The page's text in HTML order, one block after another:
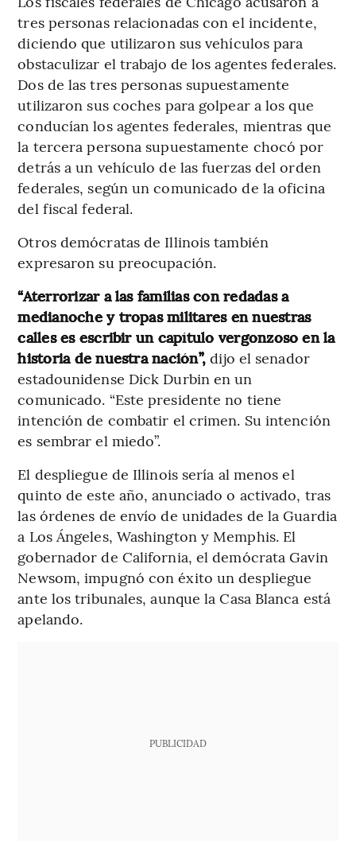
tres personas relacionadas con el incidente,
diciendo que utilizaron sus vehículos para
obstaculizar el trabajo de los agentes federales.
Dos de las tres personas supuestamente
utilizaron sus coches para golpear a los que
conducían los agentes federales, mientras que
la tercera persona supuestamente chocó por
detrás a un vehículo de las fuerzas del orden
federales, según un comunicado de la oficina
del fiscal federal.
Otros demócratas de Illinois también
expresaron su preocupación.
“Aterrorizar a las familias con redadas a
medianoche y tropas militares en nuestras
calles es escribir un capítulo vergonzoso en la
historia de nuestra nación”,dijo el senador
estadounidense Dick Durbin en un
comunicado. “Este presidente no tiene
intención de combatir el crimen. Su intención
es sembrar el miedo”.
El despliegue de Illinois sería al menos el
quinto de este año, anunciado o activado, tras
las órdenes de envío de unidades de la Guardia
a Los Ángeles, Washington y Memphis. El
gobernador de California, el demócrata Gavin
Newsom, impugnó con éxito un despliegue
ante los tribunales, aunque la Casa Blanca está
apelando.
PUBLICIDAD